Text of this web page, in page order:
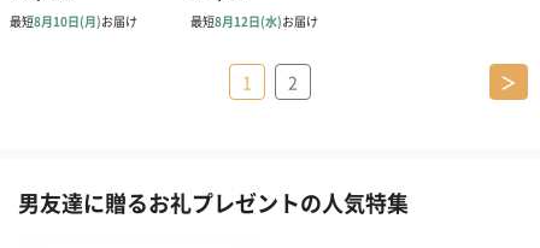
1 2 ＞
男友達に贈るお礼プレゼントの人気特集